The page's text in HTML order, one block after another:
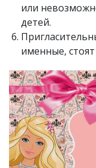
или
детей.
именные,